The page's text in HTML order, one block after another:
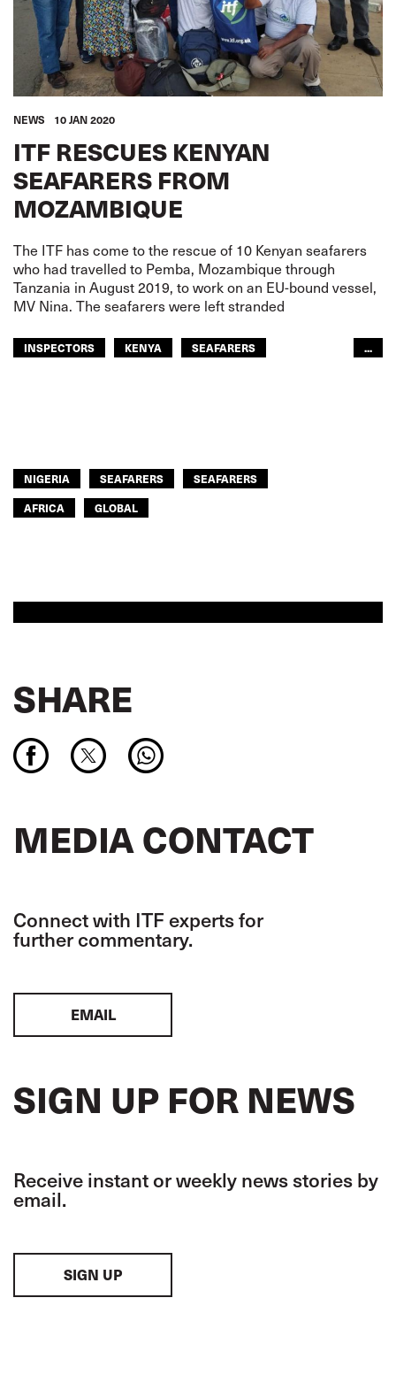
NEWS 10 JAN 2020
ITF RESCUES KENYAN
SEAFARERS FROM
MOZAMBIQUE
The ITF has come to the rescue of 10 Kenyan seafarers
who had travelled to Pemba, Mozambique through
Tanzania in August 2019, to work on an EU-bound vessel,
MV Nina. The seafarers were left stranded
INSPECTORS KENYA
SEAFARERS
...
NIGERIA SEAFARERS
SEAFARERS
AFRICA
GLOBAL
SHARE
MEDIA CONTACT
Connect with ITF experts for
further commentary.
EMAIL
SIGN UP FOR NEWS
Receive instant or weekly news stories by
email.
SIGN UP